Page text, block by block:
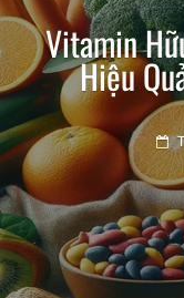
Vitamin
Hiệu